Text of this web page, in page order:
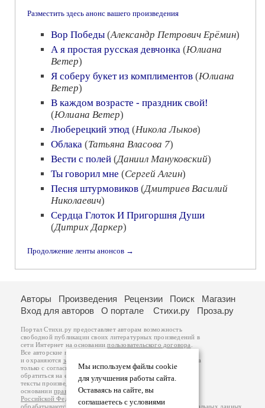
Разместить здесь анонс вашего произведения
Вор Победы (Александр Петрович Ерёмин)
А я простая русская девчонка (Юлиана
Ветер)
Я соберу букет из комплиментов (Юлиана
Ветер)
В каждом возрасте - праздник свой!
(Юлиана Ветер)
Люберецкий этюд (Никола Лыков)
Облака (Татьяна Власова 7)
Вести с полей (Даниил Мануковский)
Ты говорил мне (Сергей Алгин)
Песня штурмовиков (Дмитриев Василий
Николаевич)
Сердца Глоток И Пригоршня Души
(Дитрих Даркер)
Продолжение ленты анонсов →
Мы используем файлы cookie
для улучшения работы сайта.
Оставаясь на сайте, вы
соглашаетесь с условиями
Авторы Произведения Рецензии Поиск
Магазин
Вход для авторов
О портале Стихи.ру Проза.ру
Портал Стихи.ру предоставляет авторам возможность
свободной публикации своих литературных произведений в
сети Интернет на основаниипользовательского договора
Все авторские права на произведения принадлежат авторам
и охраняются законом
. Перепечатка произведений возможна
только с согласия его автора, к которому вы можете
обратиться на его авторской странице. Ответственность за
тексты произведений авторы несут самостоятельно на
основанииправил публикацииизаконодательства
Российской Федерации
обрабатываются на основанииПолитики обработки персональных данных